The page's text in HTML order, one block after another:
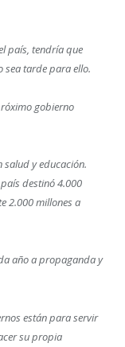
país, tendría que
sea tarde para ello.
gobierno
salud y educación.
destinó 4.000
2.000 millones a
año a propaganda y
están para servir
su propia